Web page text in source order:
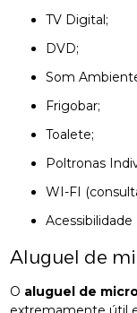
TV Digital;
DVD;
Som
Frigobar;
Toalete;
Poltronas
WI-FI
Aluguel de
O aluguel de